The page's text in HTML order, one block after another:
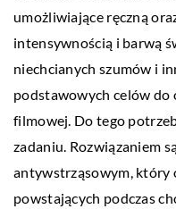
umożliwiające ręczną
intensywnością i barwą
niechcianych szumów i
podstawowych celów do
filmowej. Do tego
zadaniu. Rozwiązaniem
antywstrząsowym, który
powstających podczas